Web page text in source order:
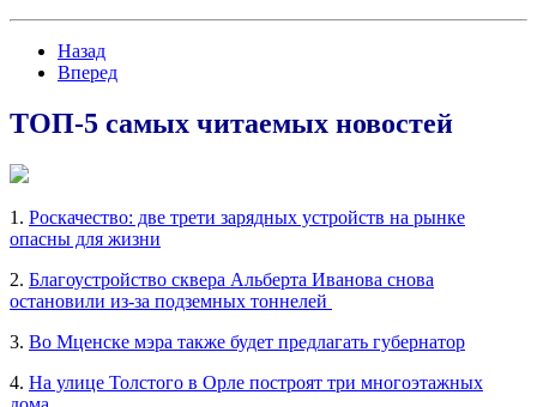
Назад
Вперед
ТОП-5 самых читаемых новостей
1. Роскачество: две трети зарядных устройств на рынке
опасны для жизни
2. Благоустройство сквера Альберта Иванова снова
остановили из-за подземных тоннелей
3. Во Мценске мэра также будет предлагать губернатор
4. На улице Толстого в Орле построят три многоэтажных